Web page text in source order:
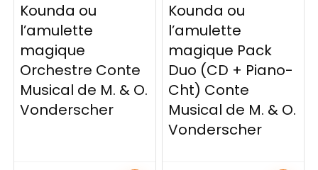
Kounda ou
l’amulette
magique
Orchestre Conte
Musical de M. & O.
Vonderscher
Kounda ou
l’amulette
magique Pack
Duo (CD + Piano-
Cht) Conte
Musical de M. & O.
Vonderscher